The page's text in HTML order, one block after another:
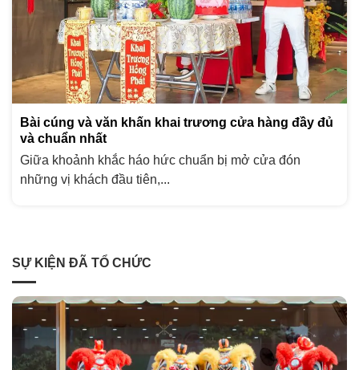
Bài cúng và văn khấn khai trương cửa hàng đầy đủ
và chuẩn nhất
Giữa khoảnh khắc háo hức chuẩn bị mở cửa đón
những vị khách đầu tiên,...
SỰ KIỆN ĐÃ TỔ CHỨC